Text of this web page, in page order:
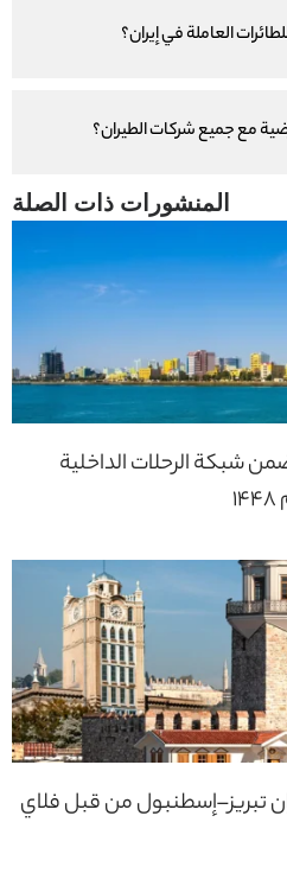
العاملة في إيران؟
مع جميع شركات الطيران؟
شبكة الرحلات الداخلية
تبريز–إسطنبول من قبل فلاي